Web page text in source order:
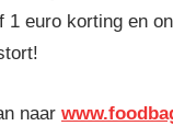
1 euro korting en
naar